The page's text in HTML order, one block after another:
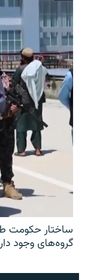
ساختار حکومت
گروه‌های وجود